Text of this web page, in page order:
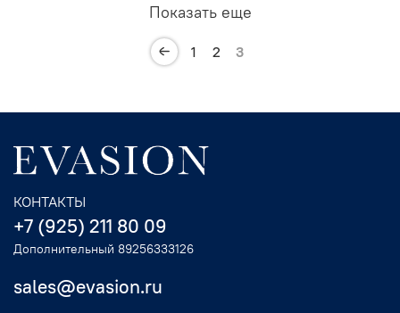
Показать еще
1 2 3
КОНТАКТЫ
+7 (925) 211 80 09
Дополнительный 89256333126
sales@evasion.ru